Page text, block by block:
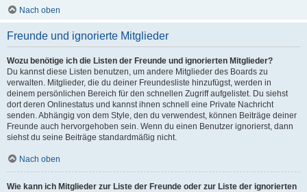
Nach oben
Freunde und ignorierte Mitglieder
Wozu benötige ich die Listen der Freunde und ignorierten Mitglieder?
Du kannst diese Listen benutzen, um andere Mitglieder des Boards zu
verwalten. Mitglieder, die du deiner Freundesliste hinzufügst, werden in
deinem persönlichen Bereich für den schnellen Zugriff aufgelistet. Du siehst
dort deren Onlinestatus und kannst ihnen schnell eine Private Nachricht
senden. Abhängig von dem Style, den du verwendest, können Beiträge deiner
Freunde auch hervorgehoben sein. Wenn du einen Benutzer ignorierst, dann
siehst du seine Beiträge standardmäßig nicht.
Nach oben
Wie kann ich Mitglieder zur Liste der Freunde oder zur Liste der ignorierten